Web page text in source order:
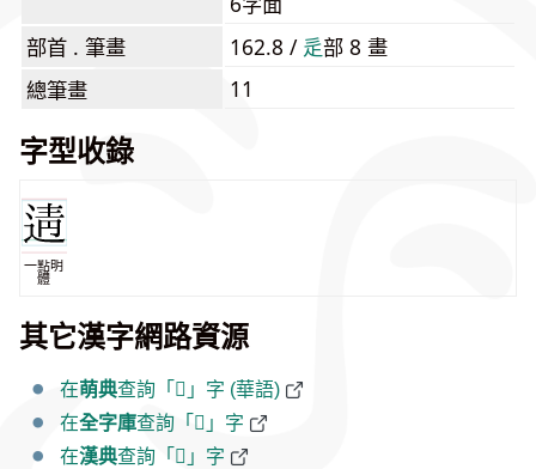
部首 . 筆畫
162.8 / ⾡部 8 畫
總筆畫
11
字型收錄
一點明
體
其它漢字網路資源
在萌典查詢「𨓽」字 (華語)
在全字庫查詢「𨓽」字
在漢典查詢「𨓽」字